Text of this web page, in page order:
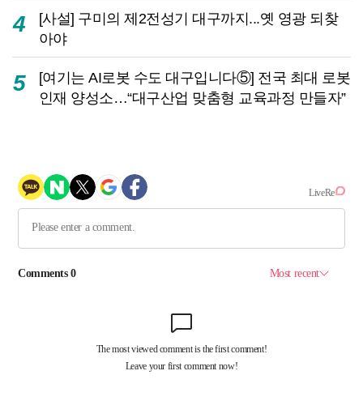
4
[사설] 구미의 제2전성기 대구까지...옛 영광 되찾
아야
5
[여기는 AI로봇 수도 대구입니다⑤] 전국 최대 로봇
인재 양성소…“대구산업 맞춤형 교육과정 만들자”